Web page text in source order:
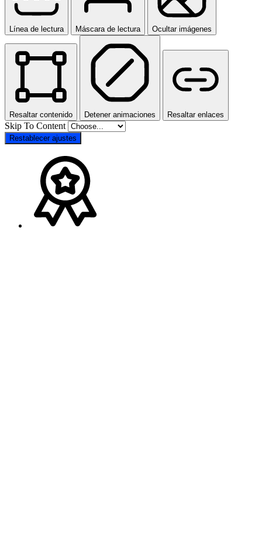
Línea de lectura Máscara de lectura Ocultar imágenes
Resaltar contenido Detener animaciones Resaltar enlaces
Skip To Content
Restablecer ajustes